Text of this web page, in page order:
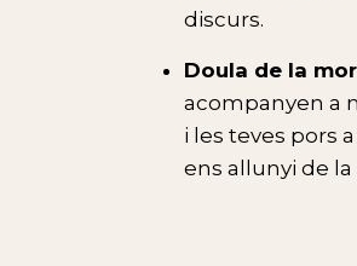
discurs.
Doula de la
acompanyen a
i les teves pors
ens allunyi de